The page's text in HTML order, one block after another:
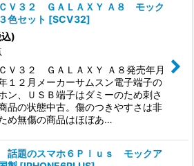
Ｖ３２ ＧＡＬＡＸＹ Ａ８ モック
色セット [SCV32]
)
Ｖ３２ ＧＡＬＡＸＹ Ａ８発売年月
１２月メーカーサムスン電子端子の
ン、ＵＳＢ端子はダミーのため刺さ
品の状態中古。傷のつきやすさは非
め無傷の商品はほぼあ…
話題のスマホ６Ｐｌｕｓ モックア